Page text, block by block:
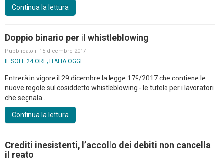
Continua la lettura
Doppio binario per il whistleblowing
Pubblicato il 15 dicembre 2017
IL SOLE 24 ORE; ITALIA OGGI
Entrerà in vigore il 29 dicembre la legge 179/2017 che contiene le
nuove regole sul cosiddetto whistleblowing - le tutele per i lavoratori
che segnala...
Continua la lettura
Crediti inesistenti, l’accollo dei debiti non cancella
il reato